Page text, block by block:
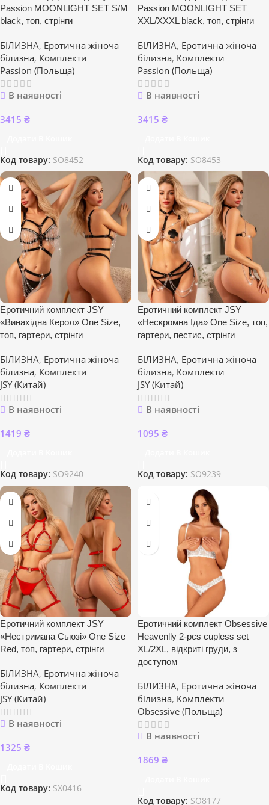
Passion MOONLIGHT SET S/M
black, топ, стрінги
БІЛИЗНА, Еротична жіноча
білизна, Комплекти
Passion (Польща)
В наявності
3415 ₴
Код товару: SO8452
Passion MOONLIGHT SET
XXL/XXXL black, топ, стрінги
БІЛИЗНА, Еротична жіноча
білизна, Комплекти
Passion (Польща)
В наявності
3415 ₴
Код товару: SO8453
Еротичний комплект JSY
«Винахідна Керол» One Size,
топ, гартери, стрінги
БІЛИЗНА, Еротична жіноча
білизна, Комплекти
JSY (Китай)
В наявності
1419 ₴
Код товару: SO9240
Еротичний комплект JSY
«Нескромна Іда» One Size, топ,
гартери, пестис, стрінги
БІЛИЗНА, Еротична жіноча
білизна, Комплекти
JSY (Китай)
В наявності
1095 ₴
Код товару: SO9239
Еротичний комплект JSY
«Нестримана Сьюзі» One Size
Red, топ, гартери, стрінги
БІЛИЗНА, Еротична жіноча
білизна, Комплекти
JSY (Китай)
В наявності
1325 ₴
Код товару: SX0416
Еротичний комплект Obsessive
Heavenlly 2-pcs cupless set
XL/2XL, відкриті груди, з
доступом
БІЛИЗНА, Еротична жіноча
білизна, Комплекти
Obsessive (Польща)
В наявності
1869 ₴
Код товару: SO8177